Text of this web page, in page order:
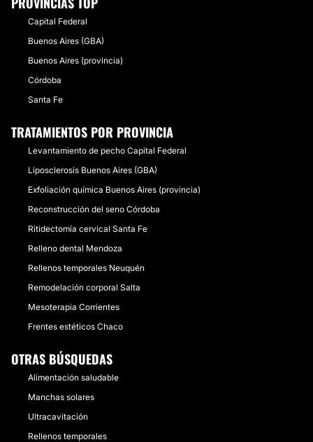
Capital Federal
Buenos Aires (GBA)
Buenos Aires (provincia)
Córdoba
Santa Fe
TRATAMIENTOS POR PROVINCIA
Levantamiento de pecho Capital Federal
Liposclerosis Buenos Aires (GBA)
Exfoliación química Buenos Aires (provincia)
Reconstrucción del seno Córdoba
Ritidectomía cervical Santa Fe
Relleno dental Mendoza
Rellenos temporales Neuquén
Remodelación corporal Salta
Mesoterapia Corrientes
Frentes estéticos Chaco
OTRAS BÚSQUEDAS
Alimentación saludable
Manchas solares
Ultracavitación
Rellenos temporales